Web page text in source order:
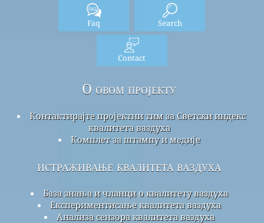
Faq Search
Contact
О овом пројекту
Контактирајте пројектни тим за Светски индекс
квалитета ваздуха
Комплет за штампу и медије
истраживање квалитета ваздуха
База знања и чланци о квалитету ваздуха
Експериментисање квалитета ваздуха
Анализа сензора квалитета ваздуха